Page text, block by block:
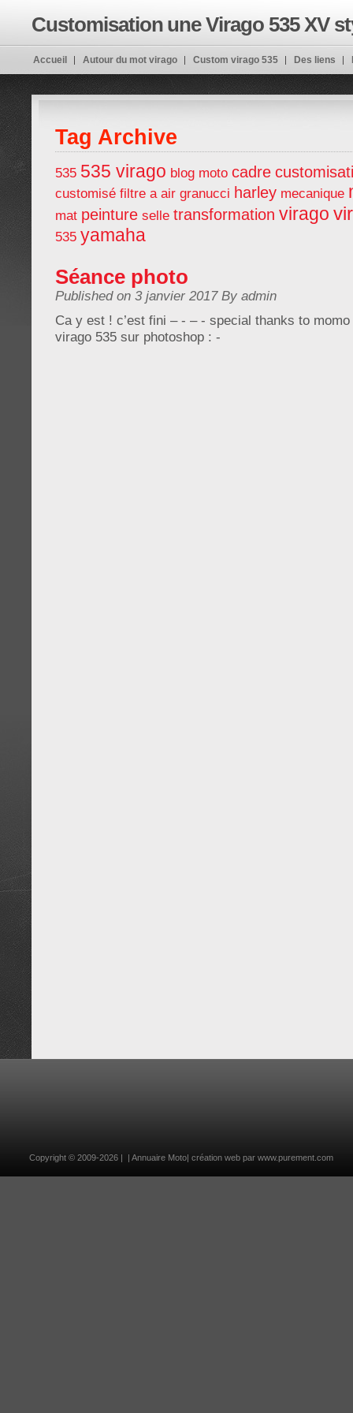
Customisation une Virago 535 XV
customiser en BOBBER
Tag Archive
535 535 virago blog moto cadre
customisé filtre a air granucci harley mecanique
mat peinture selle transformation virago
535 yamaha
Séance photo
Published on 3 janvier 2017 By admin
Ca y est ! c’est fini – - – - special thanks to
virago 535 sur photoshop : -
Accueil Autour du mot virago Custom virago 535 Des liens
Copyright © 2009-2026 | | Annuaire Moto| création web par www.purement.com